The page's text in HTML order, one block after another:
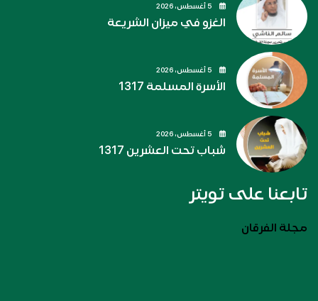
الغزو في ميزان الشريعة
الأسرة المسلمة 1317
شباب تحت العشرين 1317
تابعنا على تويتر
مجلة الفرقان